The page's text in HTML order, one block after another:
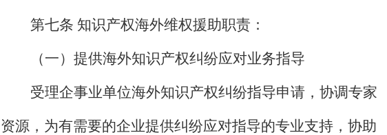
第七条 知识产权海外维权援助职责 ：
（一） 提供海外知识产权纠纷应对业务指导
受理企事业单位海外知识产权纠纷指导申请，协调专家
资源，为有需要的企业提供纠纷应对指导的专业支持，协助